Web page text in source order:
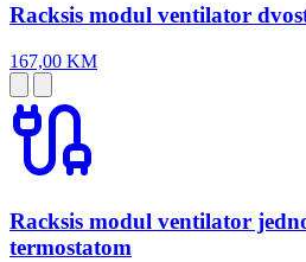
Racksis modul ventilator
167,00 KM
Racksis modul ventilator
termostatom